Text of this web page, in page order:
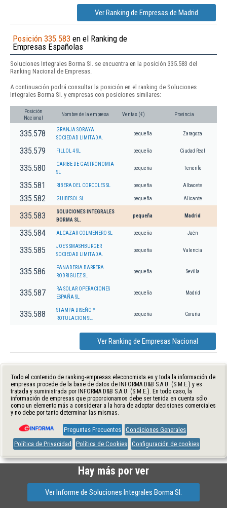
Ver Ranking de Empresas de Madrid
Posición 335.583 en el Ranking de
Empresas Españolas
Soluciones Integrales Borma Sl. se encuentra en la posición 335.583 del
Ranking Nacional de Empresas.
A continuación podrá consultar la posición en el ranking de Soluciones
Integrales Borma Sl. y empresas con posiciones similares:
Posición
Nacional
Nombre de la empresa Ventas (€) Provincia
335.578
GRANJA SORAYA
SOCIEDAD LIMITADA.
pequeña Zaragoza
335.579 FILLOL 4 SL pequeña Ciudad Real
335.580
CARIBE DE GASTRONOMIA
SL
pequeña Tenerife
335.581 RIBERA DEL CORCOLES SL pequeña Albacete
335.582 GUIBESOL SL pequeña Alicante
335.583
SOLUCIONES INTEGRALES
BORMA SL.
pequeña Madrid
335.584 ALCAZAR COLMENERO SL pequeña Jaén
335.585
JOE'S SMASHBURGER
SOCIEDAD LIMITADA.
pequeña Valencia
335.586
PANADERIA BARRERA
RODRIGUEZ SL
pequeña Sevilla
335.587
RA SOLAR OPERACIONES
ESPAÑA SL
pequeña Madrid
335.588
STAMPA DISEÑO Y
ROTULACION SL.
pequeña Coruña
Ver Ranking de Empresas Nacional
Todo el contenido de ranking-empresas.eleconomista.es y toda la información de
empresas procede de la base de datos de INFORMA D&B S.A.U. (S.M.E.) y es
tratada y suministrada por INFORMA D&B S.A.U. (S.M.E.). En todo caso, la
información de empresas que proporcionamos debe ser tenida en cuenta sólo
como un elemento más a considerar a la hora de adoptar decisiones comerciales
y no debe por tanto determinar las mismas.
Preguntas Frecuentes Condiciones Generales
Política de Privacidad
Política de Cookies Configuración de cookies
Hay más por ver
Ver Informe de Soluciones Integrales Borma Sl.